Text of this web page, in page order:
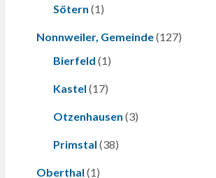
Sötern (1)
Nonnweiler, Gemeinde(127)
Bierfeld (1)
Kastel (17)
Otzenhausen (3)
Primstal (38)
Oberthal (1)